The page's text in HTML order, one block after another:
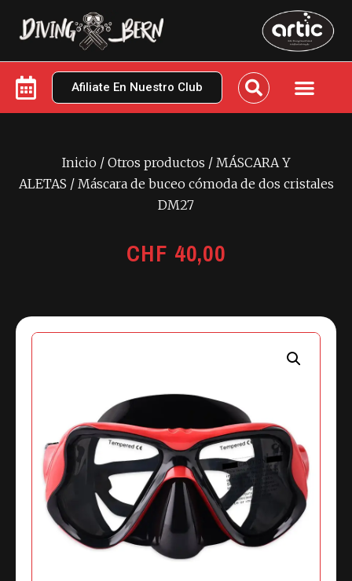
Afiliate En Nuestro Club
Inicio / Otros productos / MÁSCARA Y
ALETAS / Máscara de buceo cómoda de dos cristales
DM27
CHF 40,00